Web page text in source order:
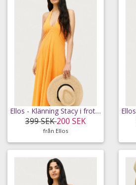
Ellos - Klänning Stacy i frotté - Orange - 42/44
399 SEK200 SEK
från Ellos